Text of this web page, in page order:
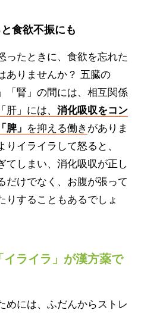
食欲不振にも
ったときに、食欲を忘れた
ませんか？ 五臓の
「腎」の間には、相互関係
「肝」には、 消化吸収をコン
脾」 を抑える働き がありま
イライラして怒ると、
てしまい、消化吸収が正し
だけでなく、お腹が張って
りすることもあるでしょ
ライラ」が漢方薬で
めには、ふだんからストレ